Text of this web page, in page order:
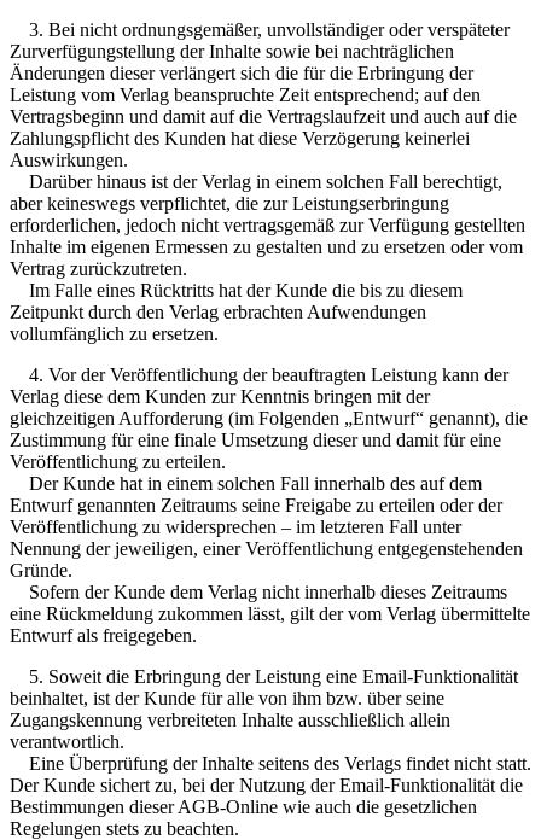
3. Bei nicht ordnungsgemäßer, unvollständiger oder verspäteter
Zurverfügungstellung der Inhalte sowie bei nachträglichen
Änderungen dieser verlängert sich die für die Erbringung der
Leistung vom Verlag beanspruchte Zeit entsprechend; auf den
Vertragsbeginn und damit auf die Vertragslaufzeit und auch auf die
Zahlungspflicht des Kunden hat diese Verzögerung keinerlei
Auswirkungen.
Darüber hinaus ist der Verlag in einem solchen Fall berechtigt,
aber keineswegs verpflichtet, die zur Leistungserbringung
erforderlichen, jedoch nicht vertragsgemäß zur Verfügung gestellten
Inhalte im eigenen Ermessen zu gestalten und zu ersetzen oder vom
Vertrag zurückzutreten.
Im Falle eines Rücktritts hat der Kunde die bis zu diesem
Zeitpunkt durch den Verlag erbrachten Aufwendungen
vollumfänglich zu ersetzen.
4. Vor der Veröffentlichung der beauftragten Leistung kann der
Verlag diese dem Kunden zur Kenntnis bringen mit der
gleichzeitigen Aufforderung (im Folgenden „Entwurf“ genannt), die
Zustimmung für eine finale Umsetzung dieser und damit für eine
Veröffentlichung zu erteilen.
Der Kunde hat in einem solchen Fall innerhalb des auf dem
Entwurf genannten Zeitraums seine Freigabe zu erteilen oder der
Veröffentlichung zu widersprechen – im letzteren Fall unter
Nennung der jeweiligen, einer Veröffentlichung entgegenstehenden
Gründe.
Sofern der Kunde dem Verlag nicht innerhalb dieses Zeitraums
eine Rückmeldung zukommen lässt, gilt der vom Verlag übermittelte
Entwurf als freigegeben.
5. Soweit die Erbringung der Leistung eine Email-Funktionalität
beinhaltet, ist der Kunde für alle von ihm bzw. über seine
Zugangskennung verbreiteten Inhalte ausschließlich allein
verantwortlich.
Eine Überprüfung der Inhalte seitens des Verlags findet nicht statt.
Der Kunde sichert zu, bei der Nutzung der Email-Funktionalität die
Bestimmungen dieser AGB-Online wie auch die gesetzlichen
Regelungen stets zu beachten.